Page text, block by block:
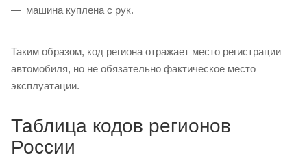
машина куплена с рук.
Таким образом, код региона отражает место регистрации
автомобиля, но не обязательно фактическое место
эксплуатации.
Таблица кодов регионов
России